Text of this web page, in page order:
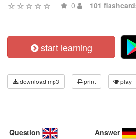
0 101
start learning
download mp3 print play
Question Answer